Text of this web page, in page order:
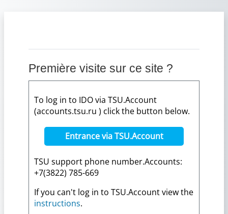
Première visite sur ce site ?
To log in to IDO via TSU.Account
(accounts.tsu.ru ) click the button below.
Entrance via TSU.Account
TSU support phone number.Accounts:
+7(3822) 785-669
If you can't log in to TSU.Account view the
instructions.